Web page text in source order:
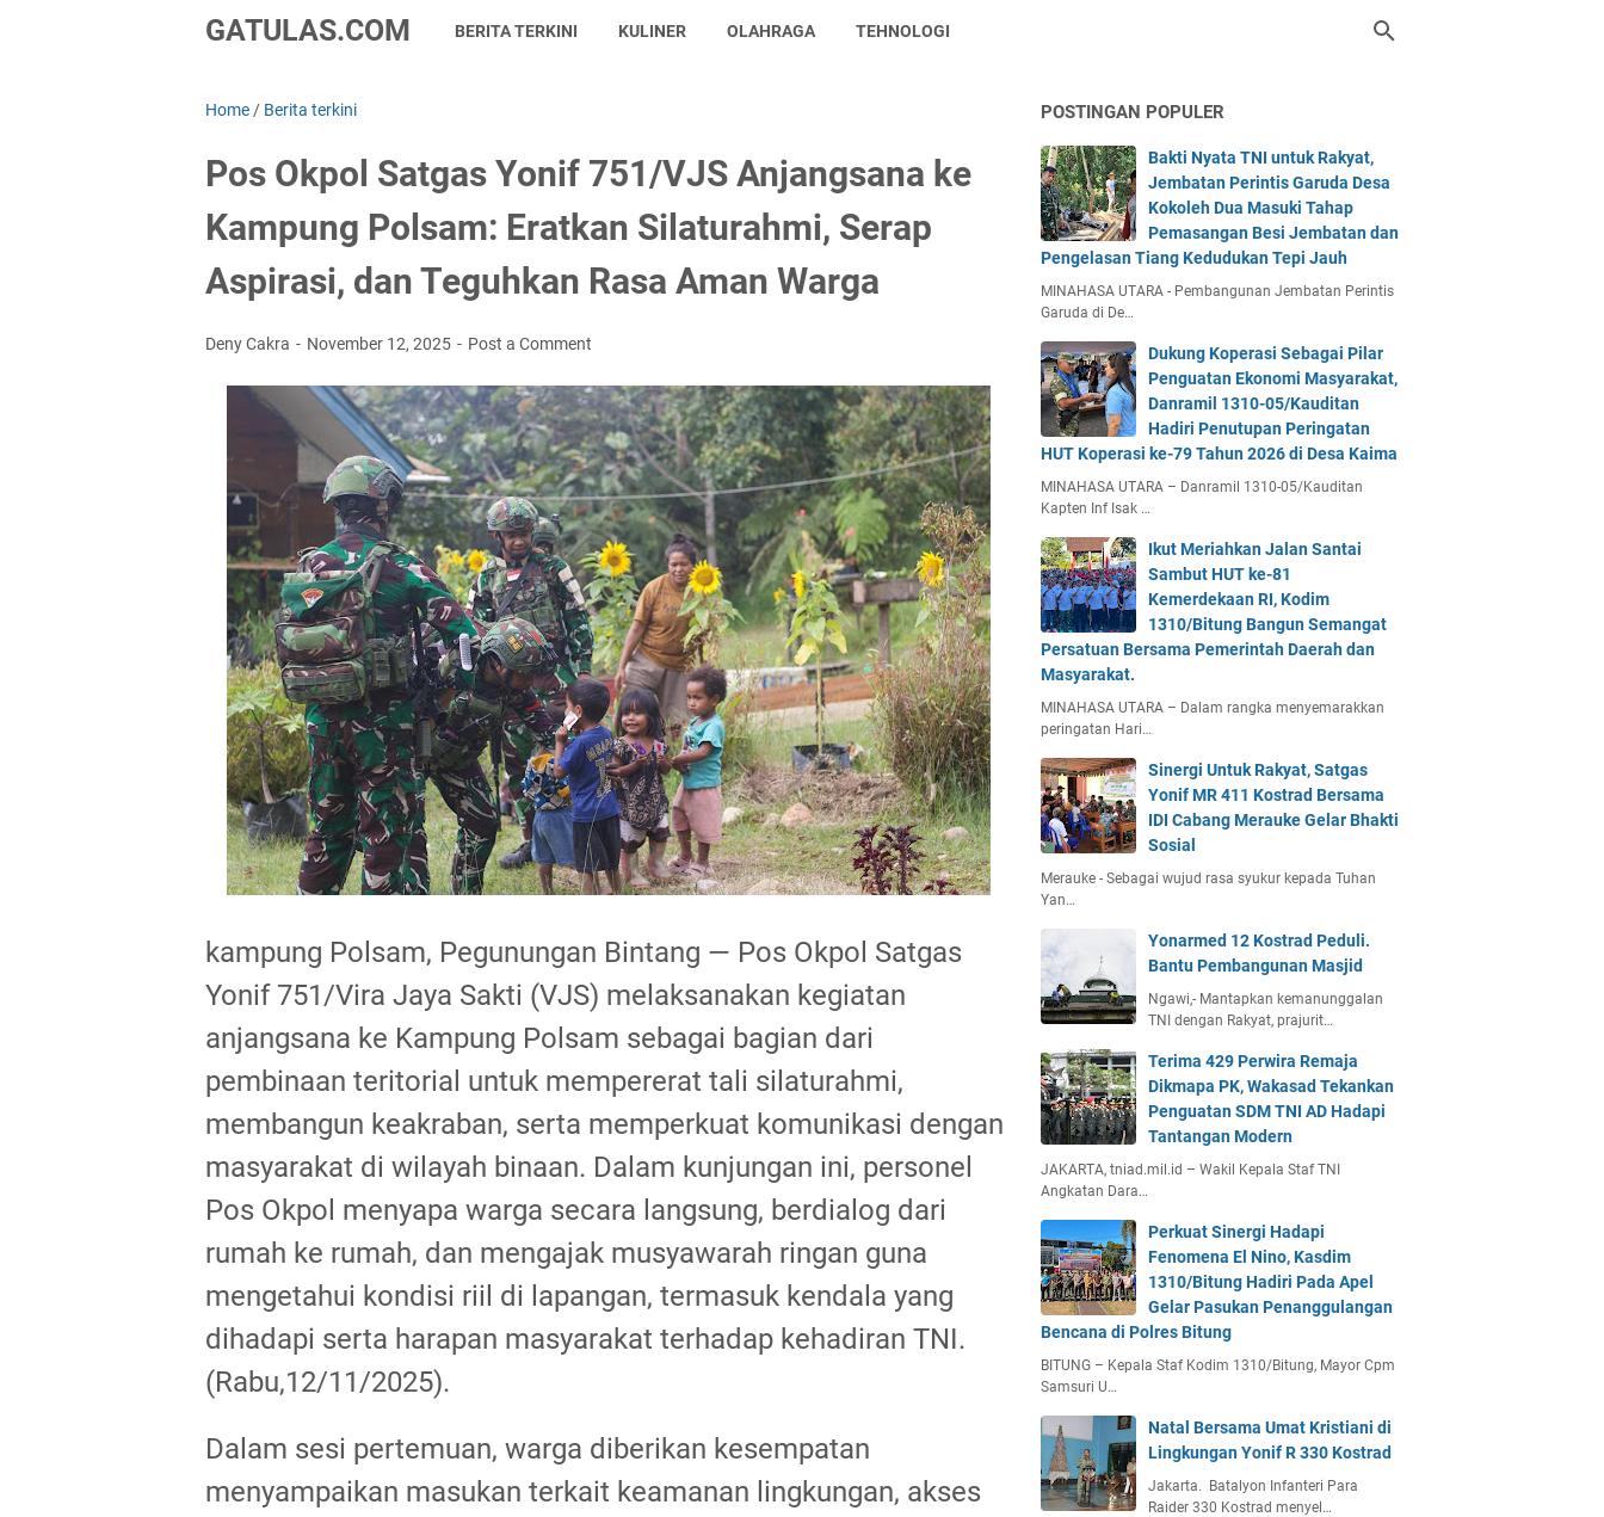
GATULAS.COM BERITA TERKINI KULINER OLAHRAGA TEHNOLOGI
Home / Berita terkini
Pos Okpol Satgas Yonif 751/VJS Anjangsana ke
Kampung Polsam: Eratkan Silaturahmi, Serap
Aspirasi, dan Teguhkan Rasa Aman Warga
Deny Cakra November 12, 2025 Post a Comment
kampung Polsam, Pegunungan Bintang — Pos Okpol Satgas
Yonif 751/Vira Jaya Sakti (VJS) melaksanakan kegiatan
anjangsana ke Kampung Polsam sebagai bagian dari
pembinaan teritorial untuk mempererat tali silaturahmi,
membangun keakraban, serta memperkuat komunikasi dengan
masyarakat di wilayah binaan. Dalam kunjungan ini, personel
Pos Okpol menyapa warga secara langsung, berdialog dari
rumah ke rumah, dan mengajak musyawarah ringan guna
mengetahui kondisi riil di lapangan, termasuk kendala yang
dihadapi serta harapan masyarakat terhadap kehadiran TNI.
(Rabu,12/11/2025).
Dalam sesi pertemuan, warga diberikan kesempatan
menyampaikan masukan terkait keamanan lingkungan, akses
POSTINGAN POPULER
Bakti Nyata TNI untuk Rakyat,
Jembatan Perintis Garuda Desa
Kokoleh Dua Masuki Tahap
Pemasangan Besi Jembatan dan
Pengelasan Tiang Kedudukan Tepi Jauh
MINAHASA UTARA - Pembangunan Jembatan Perintis
Garuda di De…
Dukung Koperasi Sebagai Pilar
Penguatan Ekonomi Masyarakat,
Danramil 1310-05/Kauditan
Hadiri Penutupan Peringatan
HUT Koperasi ke-79 Tahun 2026 di Desa Kaima
MINAHASA UTARA – Danramil 1310-05/Kauditan
Kapten Inf Isak …
Ikut Meriahkan Jalan Santai
Sambut HUT ke-81
Kemerdekaan RI, Kodim
1310/Bitung Bangun Semangat
Persatuan Bersama Pemerintah Daerah dan
Masyarakat.
MINAHASA UTARA – Dalam rangka menyemarakkan
peringatan Hari…
Sinergi Untuk Rakyat, Satgas
Yonif MR 411 Kostrad Bersama
IDI Cabang Merauke Gelar Bhakti
Sosial
Merauke - Sebagai wujud rasa syukur kepada Tuhan
Yan…
Yonarmed 12 Kostrad Peduli.
Bantu Pembangunan Masjid
Ngawi,- Mantapkan kemanunggalan
TNI dengan Rakyat, prajurit…
Terima 429 Perwira Remaja
Dikmapa PK, Wakasad Tekankan
Penguatan SDM TNI AD Hadapi
Tantangan Modern
JAKARTA, tniad.mil.id – Wakil Kepala Staf TNI
Angkatan Dara…
Perkuat Sinergi Hadapi
Fenomena El Nino, Kasdim
1310/Bitung Hadiri Pada Apel
Gelar Pasukan Penanggulangan
Bencana di Polres Bitung
BITUNG – Kepala Staf Kodim 1310/Bitung, Mayor Cpm
Samsuri U…
Natal Bersama Umat Kristiani di
Lingkungan Yonif R 330 Kostrad
Jakarta. Batalyon Infanteri Para
Raider 330 Kostrad menyel…